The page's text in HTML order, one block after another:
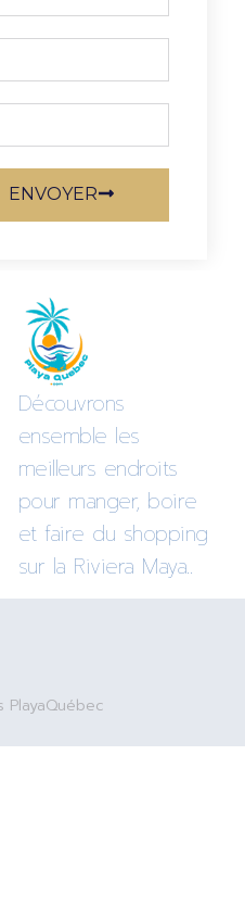
ENVOYER
Découvrons
ensemble les
meilleurs endroits
pour manger, boire
et faire du shopping
sur la Riviera Maya..